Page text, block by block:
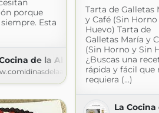
porque
Esta
de la Abuela
Tarta de Galletas
y Café (Sin Horno
Huevo) Tarta de
Galletas María y
(Sin Horno y Sin
¿Buscas una
rápida y fácil que
requiera (...)
La Cocina